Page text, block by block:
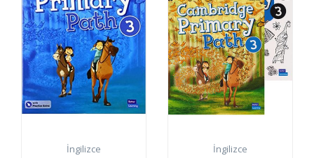
İngilizce İngilizce